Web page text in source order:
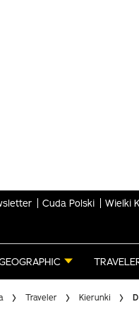
Cuda Polski Wielki
Traveler Kierunki